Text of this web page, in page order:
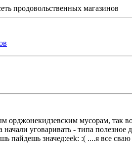
продовольственных магазинов
орджонекидзевским мусорам,
уговаривать - типа
пайдешь значед:eek: :( ....я все